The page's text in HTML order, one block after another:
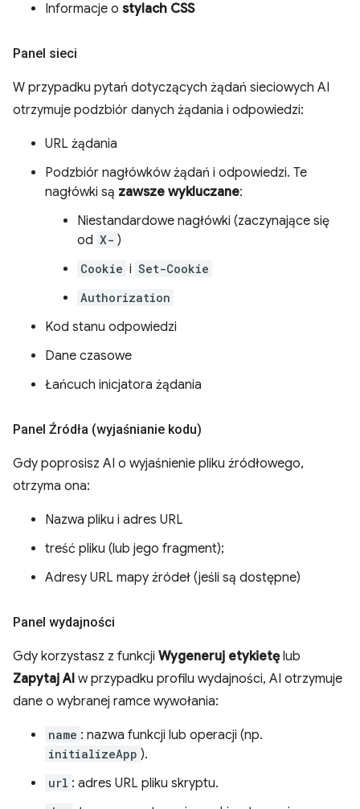
Informacje o stylach CSS
Panel sieci
W przypadku pytań dotyczących żądań sieciowych AI
otrzymuje podzbiór danych żądania i odpowiedzi:
URL żądania
Podzbiór nagłówków żądań i odpowiedzi. Te
nagłówki są zawsze wykluczane:
Niestandardowe nagłówki (zaczynające się
od X- )
Cookie i Set-Cookie
Authorization
Kod stanu odpowiedzi
Dane czasowe
Łańcuch inicjatora żądania
Panel Źródła (wyjaśnianie kodu)
Gdy poprosisz AI o wyjaśnienie pliku źródłowego,
otrzyma ona:
Nazwa pliku i adres URL
treść pliku (lub jego fragment);
Adresy URL mapy źródeł (jeśli są dostępne)
Panel wydajności
Gdy korzystasz z funkcji Wygeneruj etykietęlub
Zapytaj AI w przypadku profilu wydajności, AI otrzymuje
dane o wybranej ramce wywołania:
name : nazwa funkcji lub operacji (np.
initializeApp ).
url : adres URL pliku skryptu.